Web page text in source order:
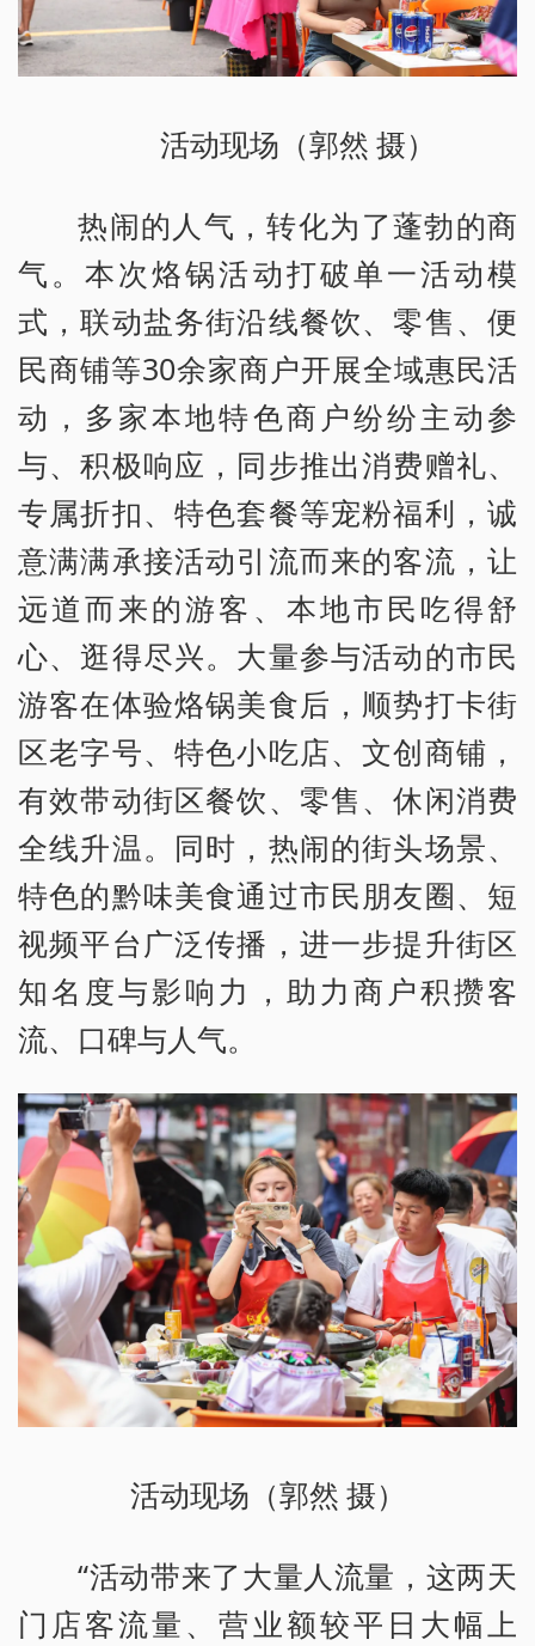
活动现场（郭然 摄）
热闹的人气，转化为了蓬勃的商
气。本次烙锅活动打破单一活动模
式，联动盐务街沿线餐饮、零售、便
民商铺等30余家商户开展全域惠民活
动，多家本地特色商户纷纷主动参
与、积极响应，同步推出消费赠礼、
专属折扣、特色套餐等宠粉福利，诚
意满满承接活动引流而来的客流，让
远道而来的游客、本地市民吃得舒
心、逛得尽兴。大量参与活动的市民
游客在体验烙锅美食后，顺势打卡街
区老字号、特色小吃店、文创商铺，
有效带动街区餐饮、零售、休闲消费
全线升温。同时，热闹的街头场景、
特色的黔味美食通过市民朋友圈、短
视频平台广泛传播，进一步提升街区
知名度与影响力，助力商户积攒客
流、口碑与人气。
活动现场（郭然 摄）
“活动带来了大量人流量，这两天
门店客流量、营业额较平日大幅上